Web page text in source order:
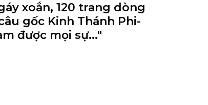
xoắn, 120 trang dòng
gốc Kinh Thánh Phi-
được mọi sự..."